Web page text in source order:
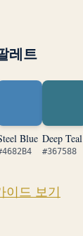
레트
Blue Deep Teal
#367588
이드 보기